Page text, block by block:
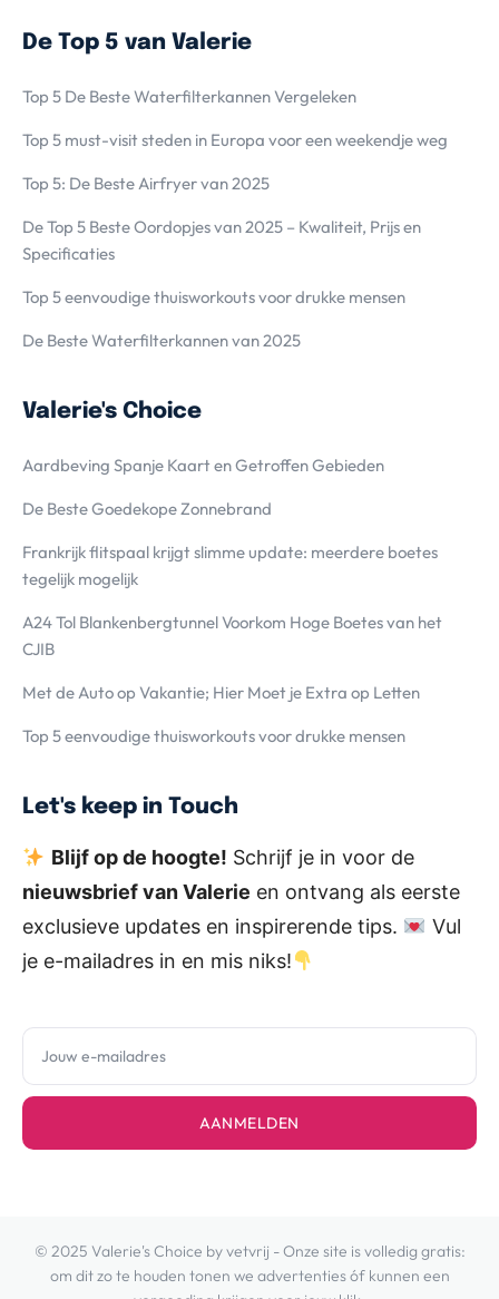
De Top 5 van Valerie
Top 5 De Beste Waterfilterkannen Vergeleken
Top 5 must-visit steden in Europa voor een weekendje weg
Top 5: De Beste Airfryer van 2025
De Top 5 Beste Oordopjes van 2025 – Kwaliteit, Prijs en
Specificaties
Top 5 eenvoudige thuisworkouts voor drukke mensen
De Beste Waterfilterkannen van 2025
Valerie's Choice
Aardbeving Spanje Kaart en Getroffen Gebieden
De Beste Goedekope Zonnebrand
Frankrijk flitspaal krijgt slimme update: meerdere boetes
tegelijk mogelijk
A24 Tol Blankenbergtunnel Voorkom Hoge Boetes van het
CJIB
Met de Auto op Vakantie; Hier Moet je Extra op Letten
Top 5 eenvoudige thuisworkouts voor drukke mensen
Let's keep in Touch
Blijf op de hoogte! Schrijf je in voor de
nieuwsbrief van Valerie en ontvang als eerste
exclusieve updates en inspirerende tips.
Vul
je e-mailadres in en mis niks!
AANMELDEN
© 2025 Valerie's Choice by vetvrij - Onze site is volledig gratis:
om dit zo te houden tonen we advertenties óf kunnen een